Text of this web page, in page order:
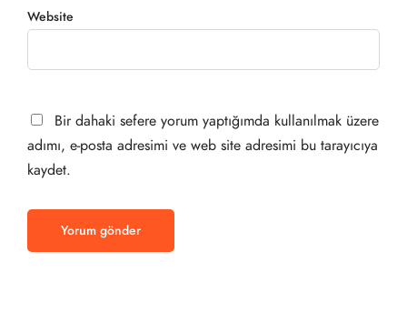
Website
Bir dahaki sefere yorum yaptığımda kullanılmak üzere
adımı, e-posta adresimi ve web site adresimi bu tarayıcıya
kaydet.